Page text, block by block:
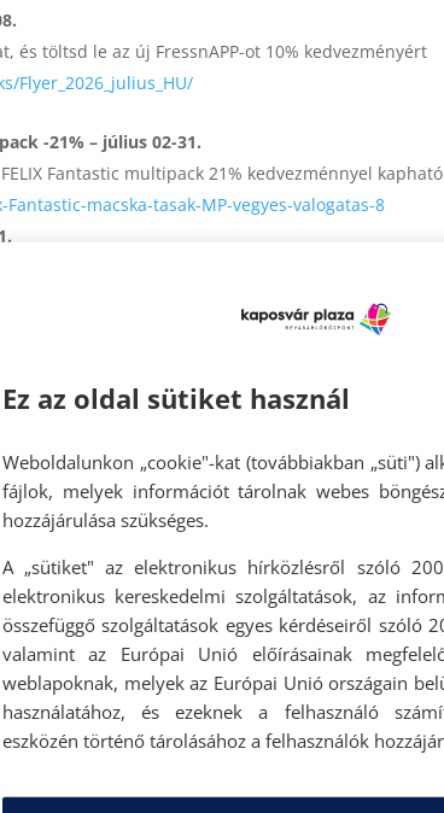
töltsd le az új FressnAPP-ot 10% kedvezményért
Flyer_2026_julius_HU/
-21% – július 02-31.
Fantastic multipack 21% kedvezménnyel kapható
macska-tasak-MP-vegyes-valogatas-8
85 g-os SHEBA macskaeledeleket most 37%
sheba?filter=product_status:article_status_2
Ez az oldal sütiket használ
Weboldalunkon „cookie"-kat (továbbiakban „süti")
fájlok, melyek információt tárolnak webes
hozzájárulása szükséges.
A „sütiket" az elektronikus hírközlésről szóló
elektronikus kereskedelmi szolgáltatások, az
összefüggő szolgáltatások egyes kérdéseiről szóló
valamint az Európai Unió előírásainak
weblapoknak, melyek az Európai Unió országain
használatához, és ezeknek a felhasználó
eszközén történő tárolásához a felhasználók